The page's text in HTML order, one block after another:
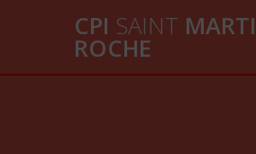
CPI SAINT
ROCHE